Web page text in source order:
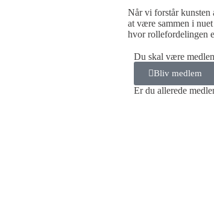
Når vi forstår kunsten
at være sammen i
hvor rollefordelingen
Du skal være
Bliv medlem
Er du allerede